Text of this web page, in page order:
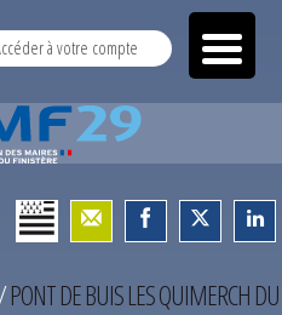
à votre compte
PONT DE BUIS LES QUIMERCH DU